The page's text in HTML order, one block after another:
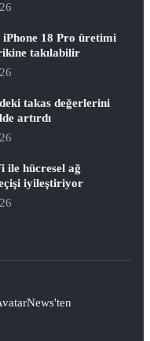
18 Pro üretimi
takılabilir
takas değerlerini
artırdı
ile hücresel ağ
iyileştiriyor
'ten